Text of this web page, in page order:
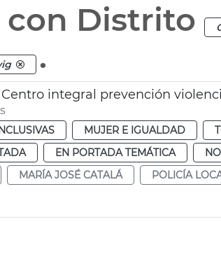
Distrito
.
integral prevención
MUJER E IGUALDAD
EN PORTADA TEMÁTICA
MARÍA JOSÉ CATALÁ POLICÍA